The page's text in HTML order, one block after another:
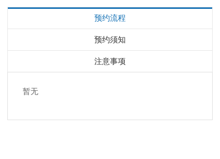
预约流程
预约须知
注意事项
暂无